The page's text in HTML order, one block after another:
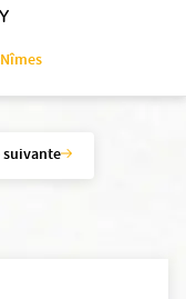
suivante